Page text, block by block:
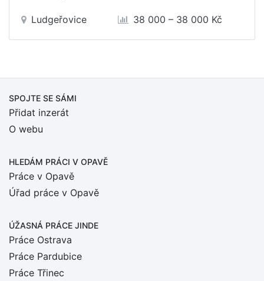
Ludgeřovice 38 000 – 38 000 Kč
SPOJTE SE SÁMI
Přidat inzerát
O webu
HLEDÁM PRÁCI V OPAVĚ
Práce v Opavě
Úřad práce v Opavě
ÚŽASNÁ PRÁCE JINDE
Práce Ostrava
Práce Pardubice
Práce Třinec